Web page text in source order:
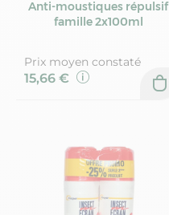
Anti-moustiques répulsif
famille 2x100ml
Prix moyen constaté
15,66 €